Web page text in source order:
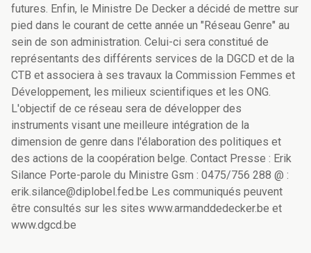
futures. Enfin, le Ministre De Decker a décidé de mettre sur
pied dans le courant de cette année un "Réseau Genre" au
sein de son administration. Celui-ci sera constitué de
représentants des différents services de la DGCD et de la
CTB et associera à ses travaux la Commission Femmes et
Développement, les milieux scientifiques et les ONG.
L'objectif de ce réseau sera de développer des
instruments visant une meilleure intégration de la
dimension de genre dans l'élaboration des politiques et
des actions de la coopération belge. Contact Presse : Erik
Silance Porte-parole du Ministre Gsm : 0475/756 288 @ :
erik.silance@diplobel.fed.be Les communiqués peuvent
être consultés sur les sites www.armanddedecker.be et
www.dgcd.be